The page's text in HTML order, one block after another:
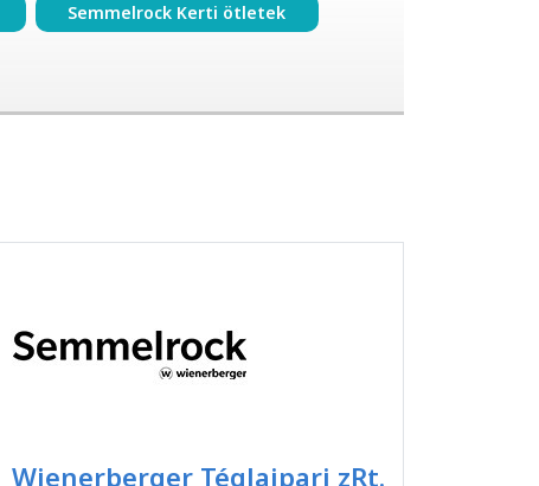
Semmelrock Kerti ötletek
Wienerberger Téglaipari zRt.